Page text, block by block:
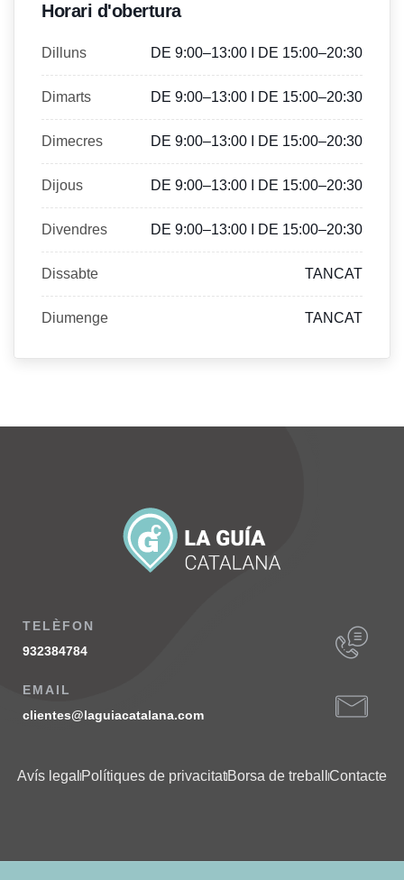
Horari d'obertura
Dilluns DE 9:00–13:00 I DE 15:00–20:30
Dimarts DE 9:00–13:00 I DE 15:00–20:30
Dimecres DE 9:00–13:00 I DE 15:00–20:30
Dijous DE 9:00–13:00 I DE 15:00–20:30
Divendres DE 9:00–13:00 I DE 15:00–20:30
Dissabte TANCAT
Diumenge TANCAT
TELÈFON
932384784
EMAIL
clientes@laguiacatalana.com
Avís legal Polítiques de privacitatBorsa de treball Contacte